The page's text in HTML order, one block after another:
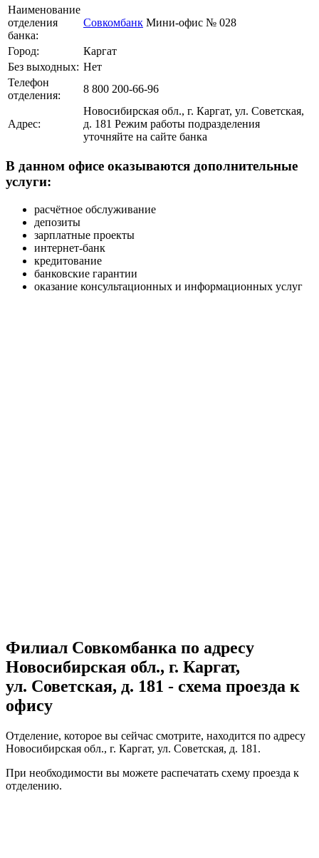
Наименование
отделения
банка:
Совкомбанк Мини-офис № 028
Город:
Каргат
Без выходных: Нет
Телефон
отделения:
8 800 200-66-96
Адрес:
Новосибирская обл., г. Каргат, ул. Советская,
д. 181 Режим работы подразделения
уточняйте на сайте банка
В данном офисе оказываются дополнительные
услуги:
расчётное обслуживание
депозиты
зарплатные проекты
интернет-банк
кредитование
банковские гарантии
оказание консультационных и информационных услуг
Филиал Совкомбанка по адресу
Новосибирская обл., г. Каргат,
ул. Советская, д. 181 - схема проезда к
офису
Отделение, которое вы сейчас смотрите, находится по адресу
Новосибирская обл., г. Каргат, ул. Советская, д. 181.
При необходимости вы можете распечатать схему проезда к
отделению.